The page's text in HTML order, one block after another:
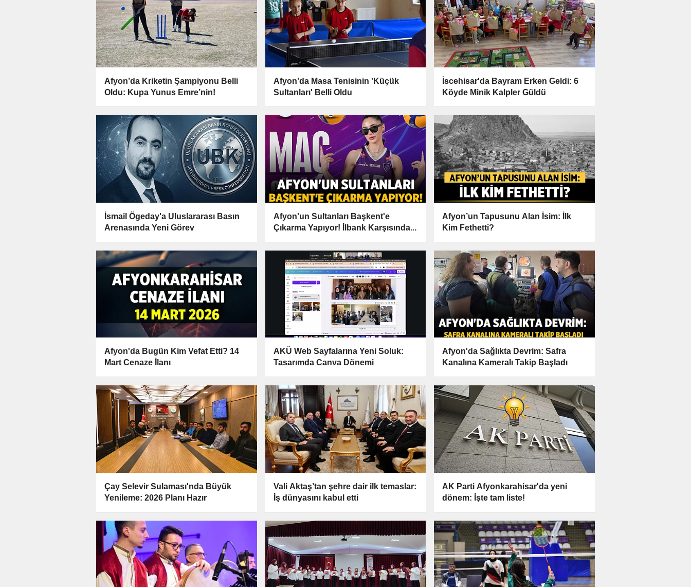
Afyon’da Kriketin Şampiyonu Belli
Oldu: Kupa Yunus Emre’nin!
Afyon’da Masa Tenisinin 'Küçük
Sultanları' Belli Oldu
İscehisar'da Bayram Erken Geldi: 6
Köyde Minik Kalpler Güldü
İsmail Ögeday'a Uluslararası Basın
Arenasında Yeni Görev
Afyon'un Sultanları Başkent'e
Çıkarma Yapıyor! İlbank Karşısında...
Afyon’un Tapusunu Alan İsim: İlk
Kim Fethetti?
Afyon'da Bugün Kim Vefat Etti? 14
Mart Cenaze İlanı
AKÜ Web Sayfalarına Yeni Soluk:
Tasarımda Canva Dönemi
Afyon'da Sağlıkta Devrim: Safra
Kanalına Kameralı Takip Başladı
Çay Selevir Sulaması'nda Büyük
Yenileme: 2026 Planı Hazır
Vali Aktaş’tan şehre dair ilk temaslar:
İş dünyasını kabul etti
AK Parti Afyonkarahisar'da yeni
dönem: İşte tam liste!